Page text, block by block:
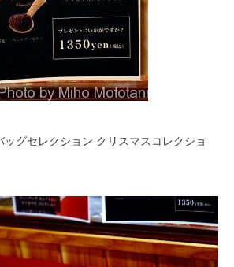
グセレクション クリスマスコレクショ